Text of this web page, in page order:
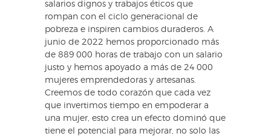
salarios dignos y trabajos éticos que
rompan con el ciclo generacional de
pobreza e inspiren cambios duraderos. A
junio de 2022 hemos proporcionado más
de 889 000 horas de trabajo con un salario
justo y hemos apoyado a más de 24 000
mujeres emprendedoras y artesanas.
Creemos de todo corazón que cada vez
que invertimos tiempo en empoderar a
una mujer, esto crea un efecto dominó que
tiene el potencial para mejorar, no solo las